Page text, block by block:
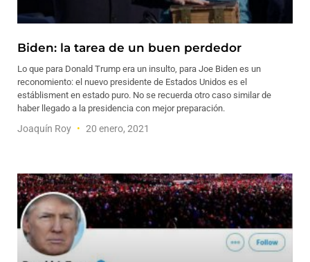
Biden: la tarea de un buen perdedor
Lo que para Donald Trump era un insulto, para Joe Biden es un
reconomiento: el nuevo presidente de Estados Unidos es el
estáblisment en estado puro. No se recuerda otro caso similar de
haber llegado a la presidencia con mejor preparación.
Joaquín Roy 20 enero, 2021